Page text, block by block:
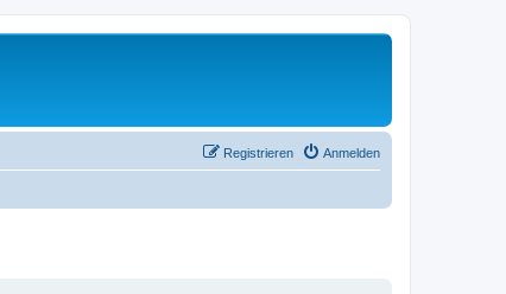
Anmelden
Registrieren